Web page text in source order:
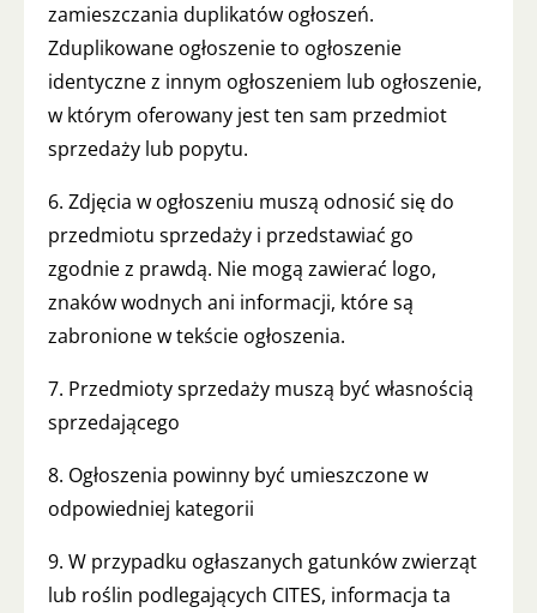
zamieszczania duplikatów ogłoszeń.
Zduplikowane ogłoszenie to ogłoszenie
identyczne z innym ogłoszeniem lub ogłoszenie,
w którym oferowany jest ten sam przedmiot
sprzedaży lub popytu.
6. Zdjęcia w ogłoszeniu muszą odnosić się do
przedmiotu sprzedaży i przedstawiać go
zgodnie z prawdą. Nie mogą zawierać logo,
znaków wodnych ani informacji, które są
zabronione w tekście ogłoszenia.
7. Przedmioty sprzedaży muszą być własnością
sprzedającego
8. Ogłoszenia powinny być umieszczone w
odpowiedniej kategorii
9. W przypadku ogłaszanych gatunków zwierząt
lub roślin podlegających CITES, informacja ta